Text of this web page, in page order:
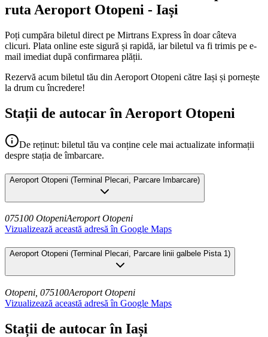
ruta Aeroport Otopeni - Iași
Poți cumpăra biletul direct pe Mirtrans Express în doar câteva
clicuri. Plata online este sigură și rapidă, iar biletul va fi trimis pe e-
mail imediat după confirmarea plății.
Rezervă acum biletul tău din Aeroport Otopeni către Iași și pornește
la drum cu încredere!
Stații de autocar în Aeroport Otopeni
De reținut: biletul tău va conține cele mai actualizate informații
despre stația de îmbarcare.
Aeroport Otopeni (Terminal Plecari, Parcare Imbarcare)
075100 OtopeniAeroport Otopeni
Vizualizează această adresă în Google Maps
Aeroport Otopeni (Terminal Plecari, Parcare linii galbele Pista 1)
Otopeni, 075100Aeroport Otopeni
Vizualizează această adresă în Google Maps
Stații de autocar în Iași